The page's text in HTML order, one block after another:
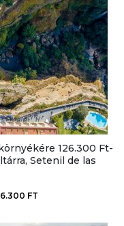
126.300 Ft-
Setenil de las
FT